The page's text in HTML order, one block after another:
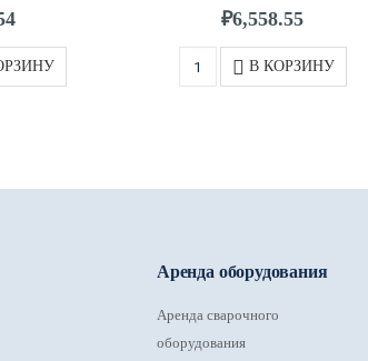
₽6,558.55
В КОРЗИНУ
Аренда оборудования
Аренда сварочного
оборудования